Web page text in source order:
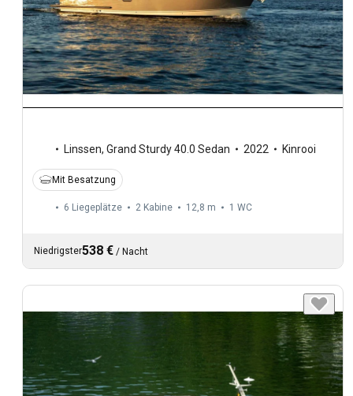
Linssen, Grand Sturdy 40.0 Sedan 2022 Kinrooi
Mit Besatzung
6 Liegeplätze 2 Kabine 12,8 m 1 WC
Niedrigster538 € / Nacht